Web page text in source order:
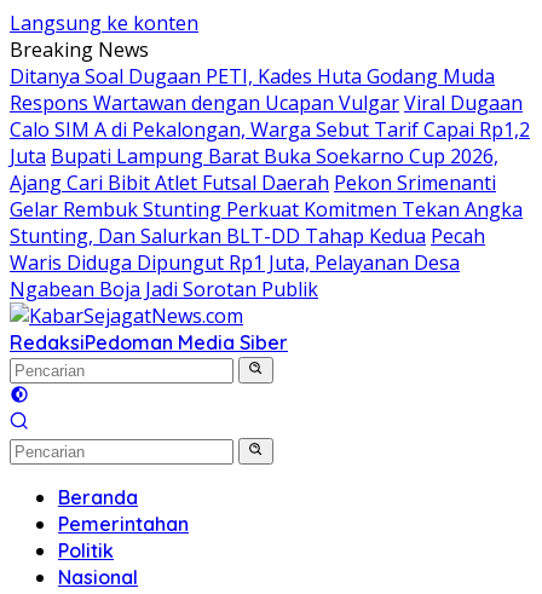
Langsung ke konten
Breaking News
Ditanya Soal Dugaan PETI, Kades Huta Godang Muda
Respons Wartawan dengan Ucapan VulgarViral Dugaan
Calo SIM A di Pekalongan, Warga Sebut Tarif Capai Rp1,2
Juta Bupati Lampung Barat Buka Soekarno Cup 2026,
Ajang Cari Bibit Atlet Futsal Daerah Pekon Srimenanti
Gelar Rembuk Stunting Perkuat Komitmen Tekan Angka
Stunting, Dan Salurkan BLT-DD Tahap Kedua Pecah
Waris Diduga Dipungut Rp1 Juta, Pelayanan Desa
Ngabean Boja Jadi Sorotan Publik
RedaksiPedoman Media Siber
Beranda
Pemerintahan
Politik
Nasional